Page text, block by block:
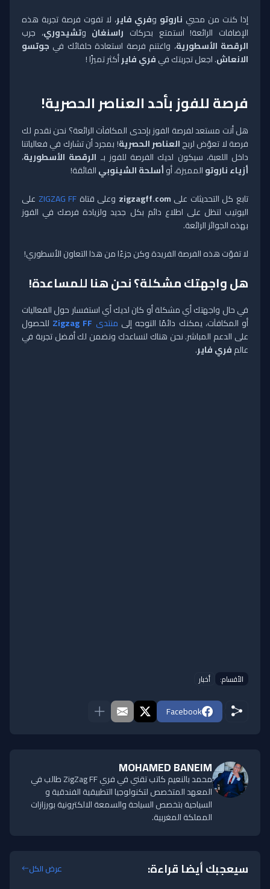
إذا كنت من محبي ناروتو وفري فاير، لا تفوت فرصة تجربة هذه
الإضافات الرائعة! استمتع بحركات راسنغان وتشيدوري، جرب
الرقصة الأسطورية، واغتنم فرصة استعادة حلفائك في جوتسو
الانعاش. اجعل تجربتك فيفري فايرأكثر تميزًا !
فرصة للفوز بأحد العناصر الحصرية!
هل أنت مستعد لفرصة الفوز بإحدى المكافآت الرائعة؟ نحن نقدم لك
فرصة لا تعوّض لربحالعناصر الحصرية! بمجرد أن تشارك في فعالياتنا
داخل اللعبة، سيكون لديك الفرصة للفوز بـ الرقصة الأسطورية،
أزياء ناروتوالمميزة، أوأسلحة الشينوبيالفائقة!
تابع كل التحديثات على zigzagff.com وعلى قتاةZIGZAG FF على
اليوتيب لتظل على اطلاع دائم بكل جديد ولزيادة فرصك في الفوز
بهذه الجوائز الرائعة.
لا تفوّت هذه الفرصة الفريدة وكن جزءًا من هذا التعاون الأسطوري!
هل واجهتك مشكلة؟ نحن هنا للمساعدة!
في حال واجهتك أي مشكلة أو كان لديك أي استفسار حول الفعاليات
أو المكافآت، يمكنك دائمًا التوجه إلى منتدى Zigzag FF للحصول
على الدعم المباشر. نحن هناك لنساعدك ونضمن لك أفضل تجربة في
عالمفري فاير.
الأقسام: أخبار
Facebook
MOHAMED BANEIM
محمد بالنعيم كاتب تقني في فري ZigZag FF طالب في
المعهد المتخصص لتكنولوجيا التطبيقية الفندقية و
السياحية بتخصص السياحة والسمعة الالكترونية بورزازات
المملكة المغربية.
سيعجبك أيضا قراءة: عرض الكل